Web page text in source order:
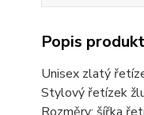
Popis
Unisex zlatý
Stylový řetízek